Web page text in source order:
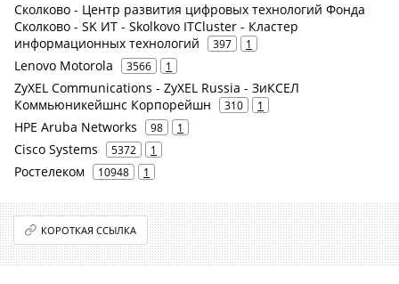
Сколково - Центр развития цифровых технологий Фонда
Сколково - SK ИТ - Skolkovo ITCluster - Кластер
информационных технологий
397 1
Lenovo Motorola 3566 1
ZyXEL Communications - ZyXEL Russia - ЗиКСЕЛ
Коммьюникейшнс Корпорейшн
310 1
HPE Aruba Networks 98 1
Cisco Systems 5372 1
Ростелеком 10948 1
КОРОТКАЯ ССЫЛКА